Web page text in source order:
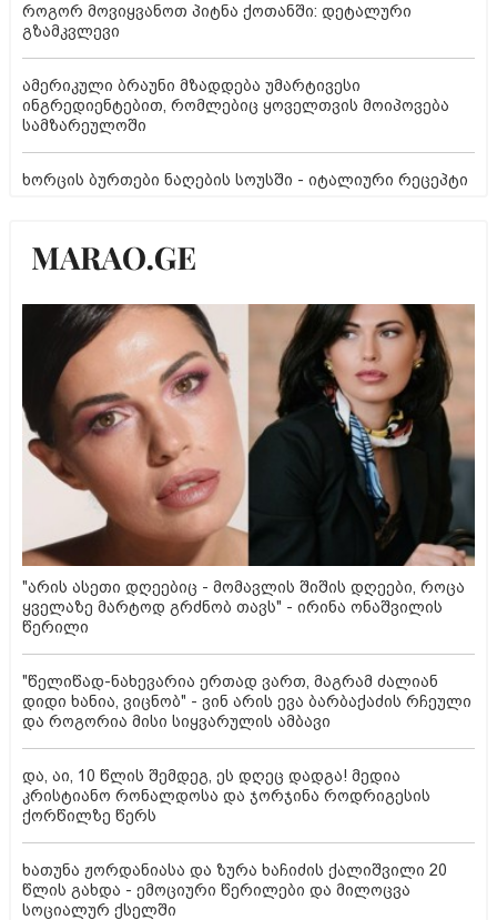
როგორ მოვიყვანოთ პიტნა ქოთანში: დეტალური
გზამკვლევი
ამერიკული ბრაუნი მზადდება უმარტივესი
ინგრედიენტებით, რომლებიც ყოველთვის მოიპოვება
სამზარეულოში
ხორცის ბურთები ნაღების სოუსში - იტალიური რეცეპტი
"არის ასეთი დღეებიც - მომავლის შიშის დღეები, როცა
ყველაზე მარტოდ გრძნობ თავს" - ირინა ონაშვილის
წერილი
"წელიწად-ნახევარია ერთად ვართ, მაგრამ ძალიან
დიდი ხანია, ვიცნობ" - ვინ არის ევა ბარბაქაძის რჩეული
და როგორია მისი სიყვარულის ამბავი
და, აი, 10 წლის შემდეგ, ეს დღეც დადგა! მედია
კრისტიანო რონალდოსა და ჯორჯინა როდრიგესის
ქორწილზე წერს
ხათუნა ჟორდანიასა და ზურა ხაჩიძის ქალიშვილი 20
წლის გახდა - ემოციური წერილები და მილოცვა
სოციალურ ქსელში